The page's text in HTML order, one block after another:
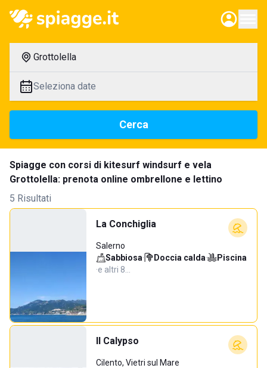
Grottolella
Seleziona date
Cerca
Spiagge con corsi di kitesurf windsurf e vela
Grottolella: prenota online ombrellone e lettino
5 Risultati
La Conchiglia
Salerno
Sabbiosa· Doccia calda·
Piscina
·e altri 8…
Il Calypso
Cilento, Vietri sul Mare